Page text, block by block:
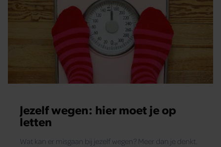
Jezelf wegen: hier moet je op
letten
Wat kan er misgaan bij jezelf wegen? Meer dan je denkt.